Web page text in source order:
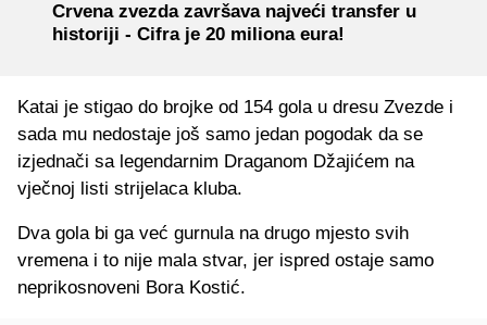
Crvena zvezda završava najveći transfer u
historiji - Cifra je 20 miliona eura!
Katai je stigao do brojke od 154 gola u dresu Zvezde i
sada mu nedostaje još samo jedan pogodak da se
izjednači sa legendarnim Draganom Džajićem na
vječnoj listi strijelaca kluba.
Dva gola bi ga već gurnula na drugo mjesto svih
vremena i to nije mala stvar, jer ispred ostaje samo
neprikosnoveni Bora Kostić.